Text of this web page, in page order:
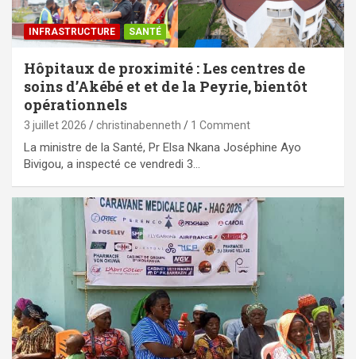
⁠INFRASTRUCTURE SANTÉ
Hôpitaux de proximité : Les centres de
soins d’Akébé et et de la Peyrie, bientôt
opérationnels
3 juillet 2026 christinabenneth 1 Comment
La ministre de la Santé, Pr Elsa Nkana Joséphine Ayo
Bivigou, a inspecté ce vendredi 3…